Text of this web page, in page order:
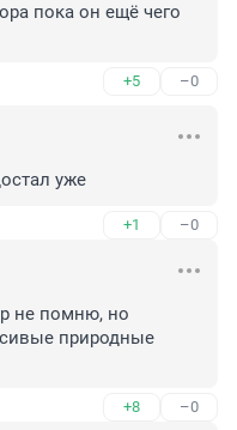
пока он ещё чего
+5 –0
уже
+1 –0
не помню, но
природные
+8 –0